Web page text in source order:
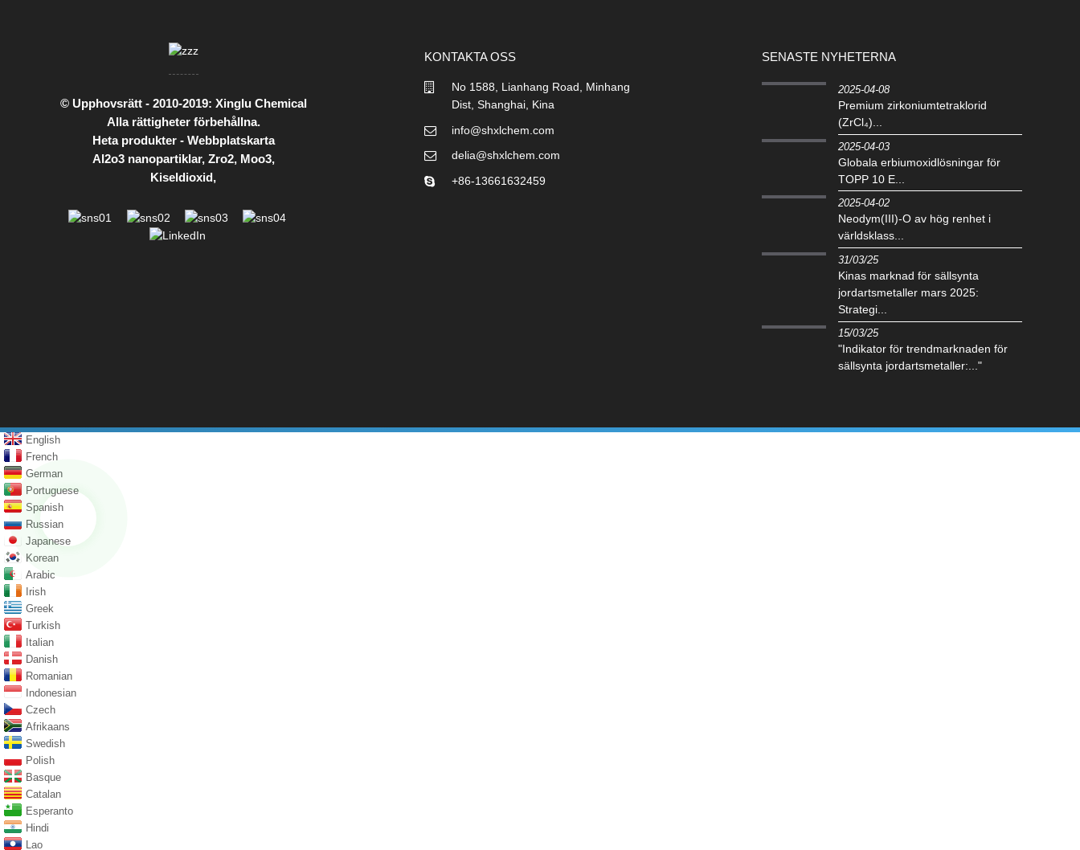
© Upphovsrätt - 2010-2019: Xinglu Chemical
Alla rättigheter förbehållna.
Heta produkter- Webbplatskarta
Al2o3 nanopartiklar, Zro2, Moo3,
Kiseldioxid,
KONTAKTA OSS
No 1588, Lianhang Road, Minhang
Dist, Shanghai, Kina
info@shxlchem.com
delia@shxlchem.com
+86-13661632459
SENASTE NYHETERNA
2025-04-08
Premium zirkoniumtetraklorid
(ZrCl₄)...
2025-04-03
Globala erbiumoxidlösningar för
TOPP 10 E...
2025-04-02
Neodym(III)-O av hög renhet i
världsklass...
31/03/25
Kinas marknad för sällsynta
jordartsmetaller mars 2025:
Strategi...
15/03/25
"Indikator för trendmarknaden för
sällsynta jordartsmetaller:..."
English
French
German
Portuguese
Spanish
Russian
Japanese
Korean
Arabic
Irish
Greek
Turkish
Italian
Danish
Romanian
Indonesian
Czech
Afrikaans
Swedish
Polish
Basque
Catalan
Esperanto
Hindi
Lao